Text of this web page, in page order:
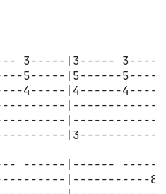
3-----|3-----
5-----|5------
4-----|4------
------|------ ------
|-----------